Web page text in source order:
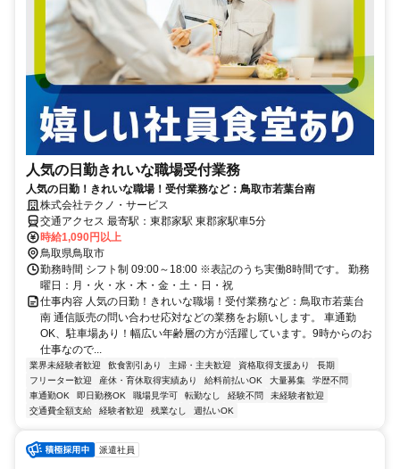
人気の日勤きれいな職場受付業務
人気の日勤！きれいな職場！受付業務など：鳥取市若葉台南
株式会社テクノ・サービス
交通アクセス 最寄駅：東郡家駅 東郡家駅車5分
時給1,090円以上
鳥取県鳥取市
勤務時間 シフト制 09:00～18:00 ※表記のうち実働8時間です。 勤務
曜日：月・火・水・木・金・土・日・祝
仕事内容 人気の日勤！きれいな職場！受付業務など：鳥取市若葉台
南 通信販売の問い合わせ応対などの業務をお願いします。 車通勤
OK、駐車場あり！幅広い年齢層の方が活躍しています。9時からのお
仕事なので...
業界未経験者歓迎 飲食割引あり 主婦・主夫歓迎 資格取得支援あり
長期
フリーター歓迎
産休・育休取得実績あり 給料前払いOK 大量募集
学歴不問
車通勤OK
即日勤務OK 職場見学可 転勤なし 経験不問
未経験者歓迎
交通費全額支給
経験者歓迎 残業なし 週払いOK
派遣社員